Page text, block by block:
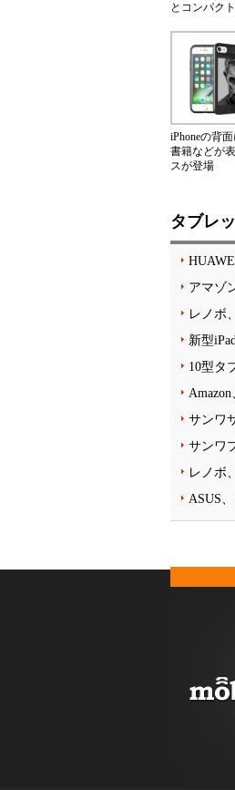
とコンパク
iPhoneの背
書籍などが
スが登場
タブレ
アマゾ
レノボ
新型
10型タ
サンワ
サンワ
レノボ
ASUS